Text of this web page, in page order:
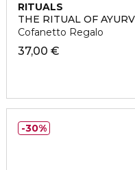
RITUALS
THE RITUAL OF
Cofanetto Regalo
37,00 €
30%